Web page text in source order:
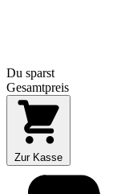
Du sparst
Gesamtpreis
Zur Kasse